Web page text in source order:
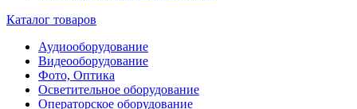
Каталог товаров
Аудиооборудование
Видеооборудование
Фото, Оптика
Осветительное оборудование
Операторское оборудование